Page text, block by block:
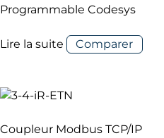
Programmable Codesys
Lire la suite Comparer
Coupleur Modbus TCP/IP